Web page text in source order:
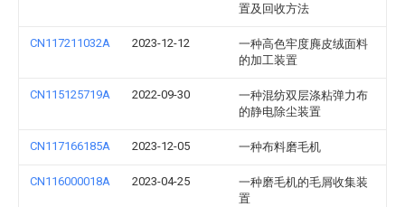
置及回收方法
CN117211032A 2023-12-12
一种高色牢度麂皮绒面料
的加工装置
CN115125719A 2022-09-30
一种混纺双层涤粘弹力布
的静电除尘装置
CN117166185A 2023-12-05 一种布料磨毛机
CN116000018A 2023-04-25
一种磨毛机的毛屑收集装
置